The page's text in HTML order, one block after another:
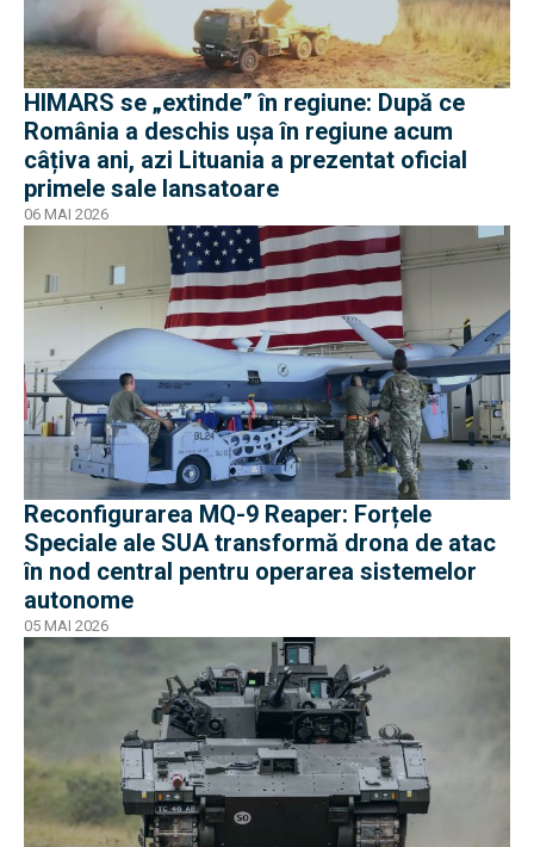
HIMARS se „extinde” în regiune: După ce
România a deschis ușa în regiune acum
câțiva ani, azi Lituania a prezentat oficial
primele sale lansatoare
06 MAI 2026
Reconfigurarea MQ-9 Reaper: Forțele
Speciale ale SUA transformă drona de atac
în nod central pentru operarea sistemelor
autonome
05 MAI 2026